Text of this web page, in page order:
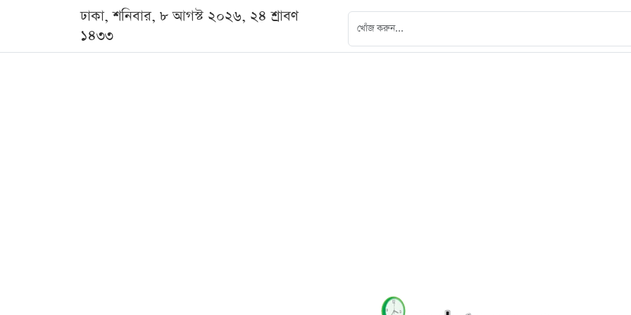
ঢাকা, শনিবার, ৮ আগস্ট ২০২৬, ২৪ শ্রাবণ
১৪৩৩